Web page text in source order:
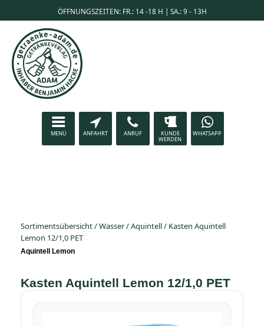
ÖFFNUNGSZEITEN: FR.: 14 -18 H | SA.: 9 - 13H
MENÜ ANFAHRT ANRUF KUNDE
WERDEN
WHATSAPP
Sortimentsübersicht/Wasser/Aquintell/ Kasten Aquintell
Lemon 12/1,0 PET
Aquintell Lemon
Kasten Aquintell Lemon 12/1,0 PET